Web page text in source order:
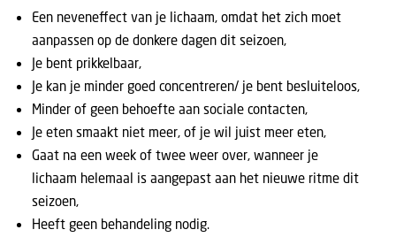
Een neveneffect van je lichaam, omdat het zich moet
aanpassen op de donkere dagen dit seizoen,
Je bent prikkelbaar,
Je kan je minder goed concentreren/ je bent besluiteloos,
Minder of geen behoefte aan sociale contacten,
Je eten smaakt niet meer, of je wil juist meer eten,
Gaat na een week of twee weer over, wanneer je
lichaam helemaal is aangepast aan het nieuwe ritme dit
seizoen,
Heeft geen behandeling nodig.